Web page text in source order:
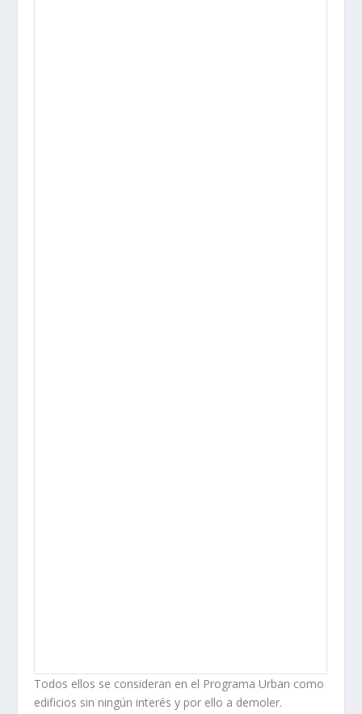
Todos ellos se consideran en el Programa Urban como
edificios sin ningún interés y por ello a demoler.